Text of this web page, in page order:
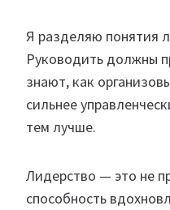
Я разделяю понятия
Руководить должны
знают, как
сильнее
тем лучше.
Лидерство — это не
способность